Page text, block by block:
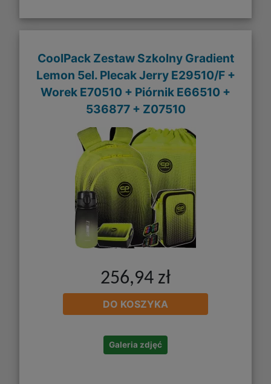
CoolPack Zestaw Szkolny Gradient
Lemon 5el. Plecak Jerry E29510/F +
Worek E70510 + Piórnik E66510 +
536877 + Z07510
256,94 zł
DO KOSZYKA
Galeria zdjęć